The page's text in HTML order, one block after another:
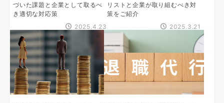
づいた課題と企業として取るべ
き適切な対応策
2025.4.23
リストと企業が取り組むべき対
策をご紹介
2025.3.21